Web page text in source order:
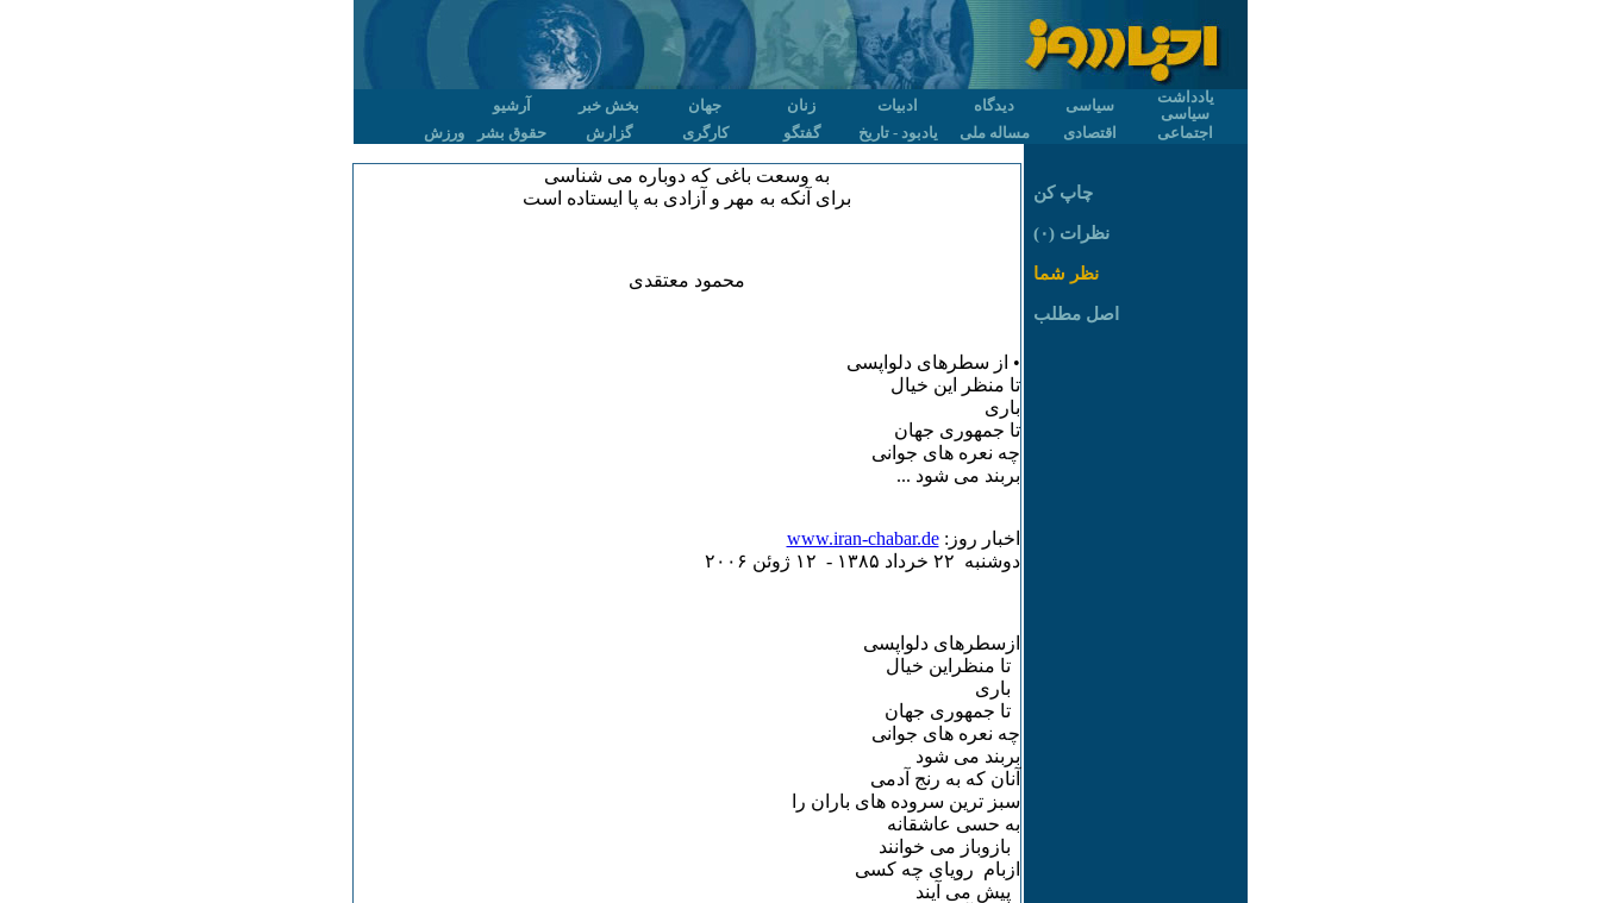
یادداشت
سیاسی
سیاسی دیدگاه ادبیات زنان جهان بخش خبر
آرشیو
اجتماعی
اقتصادی مساله ملی یادبود - تاریخ گفتگو کارگری گزارش حقوق بشر ورزش
به وسعت باغی که دوباره می شناسی
برای آنکه به مهر و آزادی به پا ایستاده است
محمود معتقدی
• از سطرهای دلواپسی
تا منظر این خیال
باری
تا جمهوری جهان
چه نعره های جوانی
بربند می شود ...
اخبار روز:www.iran-chabar.de
دوشنبه ۲۲ خرداد ۱٣٨۵ - ۱۲ ژوئن ۲۰۰۶
ازسطرهای دلواپسی
تا منظراین خیال
باری
تا جمهوری جهان
چه نعره های جوانی
بربند می شود
آنان که به رنج آدمی
سبز ترین سروده های باران را
به حسی عاشقانه
بازوباز می خوانند
ازبام رویای چه کسی
پیش می آیند
چاپ کن
نظرات (۰)
نظر شما
اصل مطلب